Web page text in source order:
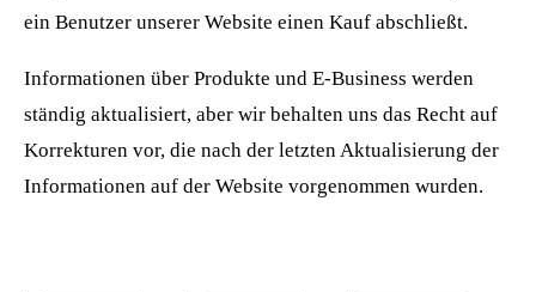
ein Benutzer unserer Website einen Kauf abschließt.
Informationen über Produkte und E-Business werden
ständig aktualisiert, aber wir behalten uns das Recht auf
Korrekturen vor, die nach der letzten Aktualisierung der
Informationen auf der Website vorgenommen wurden.